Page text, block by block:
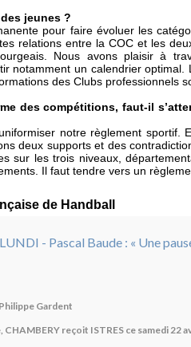
jeunes ?
pour faire évoluer les
relations entre la COC et les
Nous avons plaisir à
notamment un calendrier optimal.
des Clubs professionnels
des compétitions, faut-il
notre règlement sportif.
deux supports et des
sur les trois niveaux,
Il faut tendre vers un
de Handball
Gardent
CHAMBERY reçoit ISTRES ce samedi 22